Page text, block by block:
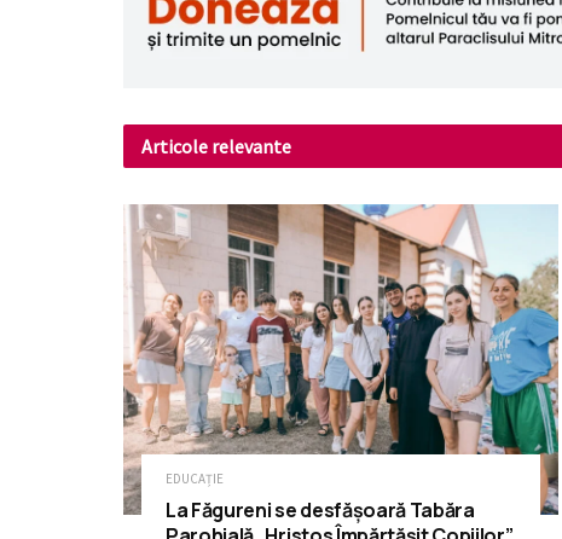
Articole relevante
EDUCAȚIE
La Făgureni se desfășoară Tabăra